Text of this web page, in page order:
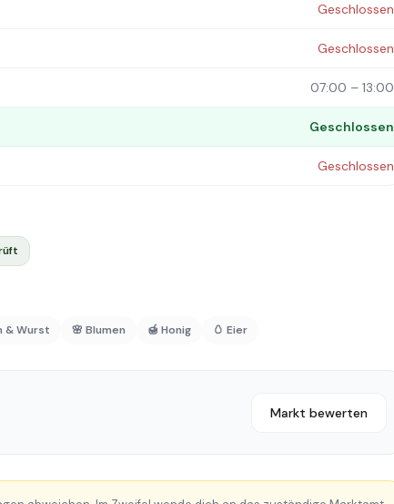
Geschlossen
Geschlossen
07:00 – 13:00
Geschlossen
Geschlossen
& Wurst 🌸 Blumen 🍯 Honig 🥚 Eier
Markt bewerten